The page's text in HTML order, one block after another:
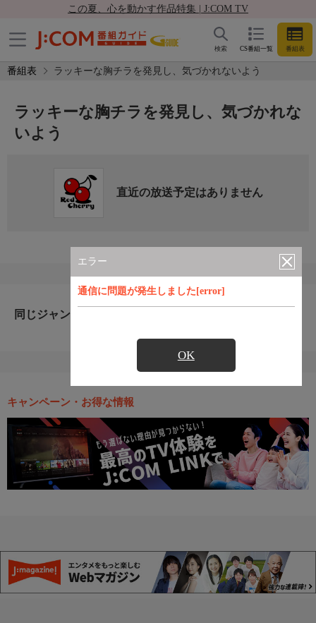
この夏、心を動かす作品特集 | J:COM TV
CS番組一覧 番組表
検索
番組表 ラッキーな胸チラを発見し、気づかれないよう
エラー
通信に問題が発生しました[error]
OK
ラッキーな胸チラを発見し、気づかれな
いよう
直近の放送予定はありません
同じジャンルのおすすめ番組
キャンペーン・お得な情報